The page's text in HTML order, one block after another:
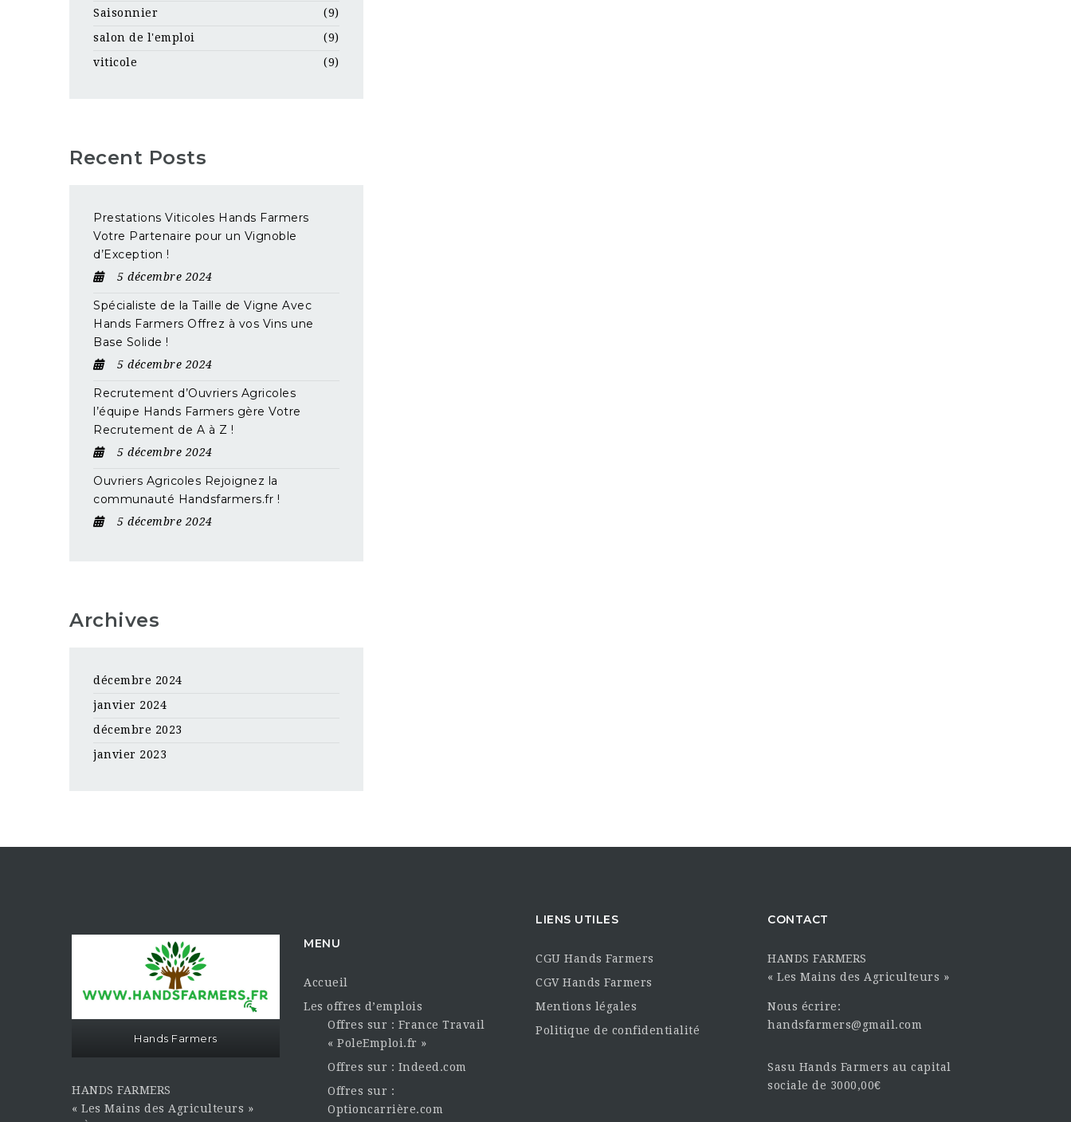
Saisonnier
(9)
salon de l'emploi
(9)
viticole
(9)
Recent Posts
Prestations Viticoles Hands Farmers
Votre Partenaire pour un Vignoble
d’Exception !
5 décembre 2024
Spécialiste de la Taille de Vigne Avec
Hands Farmers Offrez à vos Vins une
Base Solide !
5 décembre 2024
Recrutement d’Ouvriers Agricoles
l’équipe Hands Farmers gère Votre
Recrutement de A à Z !
5 décembre 2024
Ouvriers Agricoles Rejoignez la
communauté Handsfarmers.fr !
5 décembre 2024
Archives
décembre 2024
janvier 2024
décembre 2023
janvier 2023
Hands Farmers
HANDS FARMERS
« Les Mains des Agriculteurs »
MENU
Accueil
Les offres d’emplois
Offres sur : France Travail
« PoleEmploi.fr »
Offres sur : Indeed.com
Offres sur :
Optioncarrière.com
LIENS UTILES
CGU Hands Farmers
CGV Hands Farmers
Mentions légales
Politique de confidentialité
CONTACT
HANDS FARMERS
« Les Mains des Agriculteurs »
Nous écrire:
handsfarmers@gmail.com
Sasu Hands Farmers au capital
sociale de 3000,00€